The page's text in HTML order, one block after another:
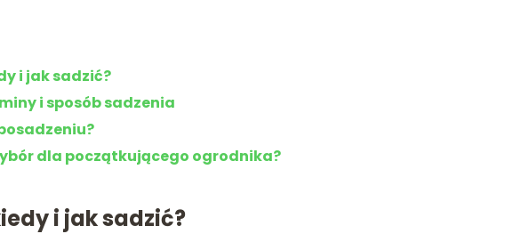
i jak sadzić?
i sposób sadzenia
dla początkującego ogrodnika?
i jak sadzić?